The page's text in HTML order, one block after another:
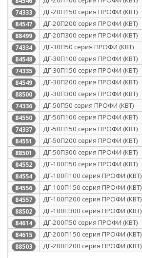
74333 ДГ-20П150 серия ПРОФИ (КВТ)
84547 ДГ-20П200 серия ПРОФИ (КВТ)
88499 ДГ-20П300 серия ПРОФИ (КВТ)
74334 ДГ-30П50 серия ПРОФИ (КВТ)
84548 ДГ-30П100 серия ПРОФИ (КВТ)
74335 ДГ-30П150 серия ПРОФИ (КВТ)
84549 ДГ-30П200 серия ПРОФИ (КВТ)
88500 ДГ-30П300 серия ПРОФИ (КВТ)
74336 ДГ-50П50 серия ПРОФИ (КВТ)
84550 ДГ-50П100 серия ПРОФИ (КВТ)
74337 ДГ-50П150 серия ПРОФИ (КВТ)
84551 ДГ-50П200 серия ПРОФИ (КВТ)
88501 ДГ-50П300 серия ПРОФИ (КВТ)
84552 ДГ-100П50 серия ПРОФИ (КВТ)
84554 ДГ-100П100 серия ПРОФИ (КВТ)
84556 ДГ-100П150 серия ПРОФИ (КВТ)
84557 ДГ-100П200 серия ПРОФИ (КВТ)
88502 ДГ-100П300 серия ПРОФИ (КВТ)
84614 ДГ-200П50 серия ПРОФИ (КВТ)
84615 ДГ-200П150 серия ПРОФИ (КВТ)
88503 ДГ-200П200 серия ПРОФИ (КВТ)